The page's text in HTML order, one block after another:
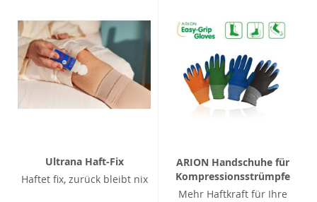
Ultrana Haft-Fix
Haftet fix, zurück bleibt nix
ARION Handschuhe für
Kompressionsstrümpfe
Mehr Haftkraft für Ihre